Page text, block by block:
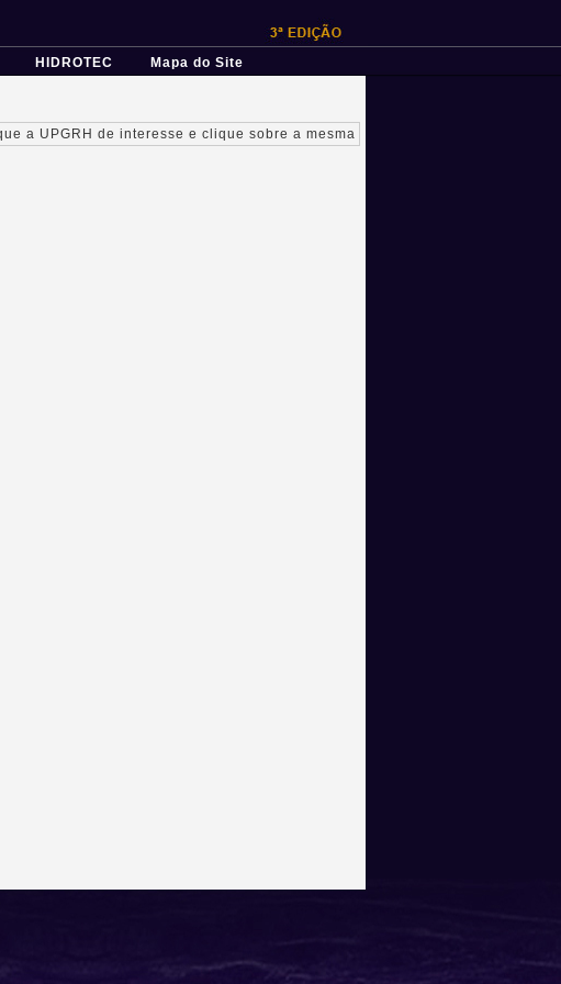
HIDROTEC Mapa do Site
a UPGRH de interesse e clique sobre a mesma